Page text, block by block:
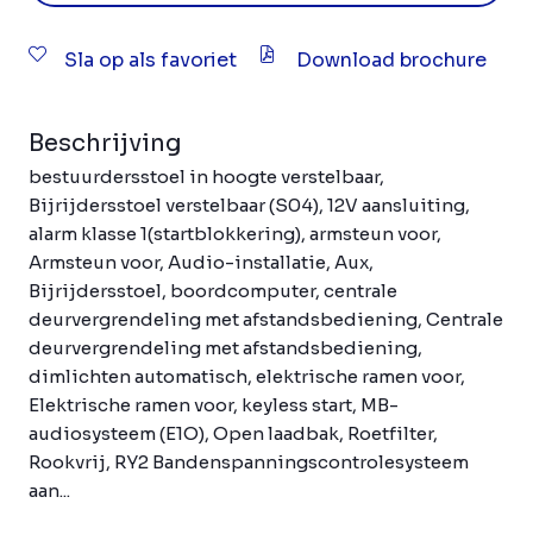
Sla op als favoriet Download brochure
Beschrijving
bestuurdersstoel in hoogte verstelbaar,
Bijrijdersstoel verstelbaar (S04), 12V aansluiting,
alarm klasse 1(startblokkering), armsteun voor,
Armsteun voor, Audio-installatie, Aux,
Bijrijdersstoel, boordcomputer, centrale
deurvergrendeling met afstandsbediening, Centrale
deurvergrendeling met afstandsbediening,
dimlichten automatisch, elektrische ramen voor,
Elektrische ramen voor, keyless start, MB-
audiosysteem (E1O), Open laadbak, Roetfilter,
Rookvrij, RY2 Bandenspanningscontrolesysteem
aan...